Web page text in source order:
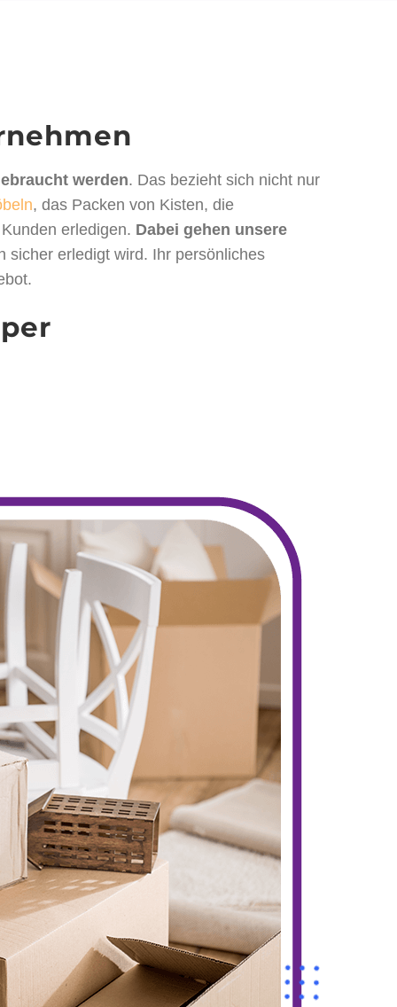
werden. Das bezieht sich nicht nur
, das Packen von Kisten, die
erledigen. Dabei gehen unsere
sicher erledigt wird. Ihr persönliches